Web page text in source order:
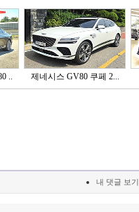
.. 제네시스 GV80 쿠페 2...
내 댓글 보기